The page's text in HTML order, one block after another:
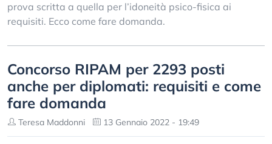
prova scritta a quella per l’idoneità psico-fisica ai
requisiti. Ecco come fare domanda.
Concorso RIPAM per 2293 posti
anche per diplomati: requisiti e come
fare domanda
Teresa Maddonni 13 Gennaio 2022 - 19:49